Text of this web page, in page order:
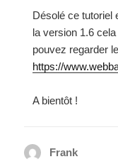
Désolé ce tutoriel
la version 1.6
pouvez regarder
https://
A bientôt !
Frank